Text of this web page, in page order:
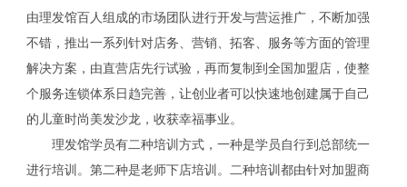
由理发馆百人组成的市场团队进行开发与营运推广，不断加强
不错，推出一系列针对店务、营销、拓客、服务等方面的管理
解决方案，由直营店先行试验，再而复制到全国加盟店，使整
个服务连锁体系日趋完善，让创业者可以快速地创建属于自己
的儿童时尚美发沙龙，收获幸福事业。
理发馆学员有二种培训方式，一种是学员自行到总部统一
进行培训。第二种是老师下店培训。二种培训都由针对加盟商